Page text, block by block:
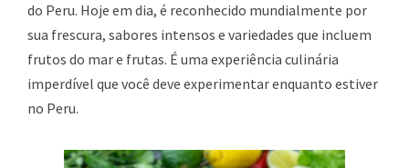
do Peru. Hoje em dia, é reconhecido mundialmente por
sua frescura, sabores intensos e variedades que incluem
frutos do mar e frutas. É uma experiência culinária
imperdível que você deve experimentar enquanto estiver
no Peru.